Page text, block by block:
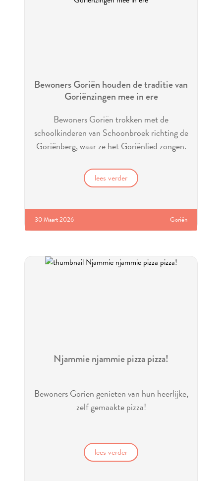
Bewoners Goriën houden de traditie van
Goriënzingen mee in ere
Bewoners Goriën trokken met de
schoolkinderen van Schoonbroek richting de
Goriënberg, waar ze het Goriënlied zongen.
lees verder
30 Maart 2026 Goriën
Njammie njammie pizza pizza!
Bewoners Goriën genieten van hun heerlijke,
zelf gemaakte pizza!
lees verder